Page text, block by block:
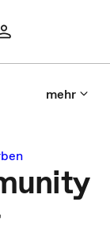
mehr